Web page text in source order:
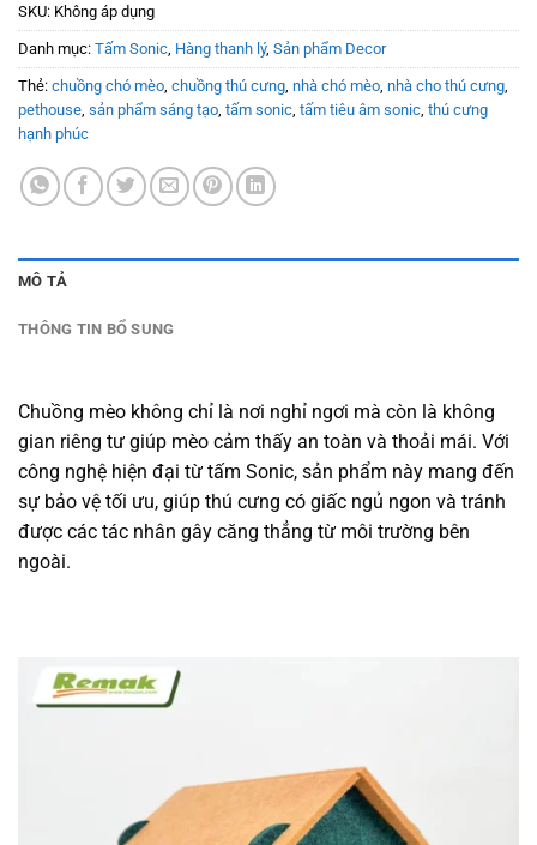
SKU: Không áp dụng
Danh mục: Tấm Sonic Hàng thanh lý, Sản phẩm Decor
Thẻ: chuồng chó mèo chuồng thú cưng nhà chó mèo nhà cho thú cưng
pethouse sản phẩm sáng tạo tấm sonic tấm tiêu âm sonic thú cưng
hạnh phúc
MÔ TẢ
THÔNG TIN BỔ SUNG
Chuồng mèo không chỉ là nơi nghỉ ngơi mà còn là không
gian riêng tư giúp mèo cảm thấy an toàn và thoải mái. Với
công nghệ hiện đại từ tấm Sonic, sản phẩm này mang đến
sự bảo vệ tối ưu, giúp thú cưng có giấc ngủ ngon và tránh
được các tác nhân gây căng thẳng từ môi trường bên
ngoài.